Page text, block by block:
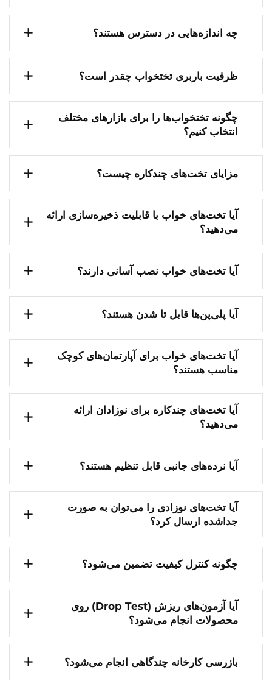
چه اندازه‌هایی در دسترس هستند؟
ظرفیت باربری تختخواب چقدر است؟
چگونه تختخواب‌ها را برای بازارهای مختلف
انتخاب کنیم؟
مزایای تخت‌های چندکاره چیست؟
آیا تخت‌های خواب با قابلیت ذخیره‌سازی ارائه
می‌دهید؟
آیا تخت‌های خواب نصب آسانی دارند؟
آیا پلی‌پن‌ها قابل تا شدن هستند؟
آیا تخت‌های خواب برای آپارتمان‌های کوچک
مناسب هستند؟
آیا تخت‌های چندکاره برای نوزادان ارائه
می‌دهید؟
آیا نرده‌های جانبی قابل تنظیم هستند؟
آیا تخت‌های نوزادی را می‌توان به صورت
جداشده ارسال کرد؟
چگونه کنترل کیفیت تضمین می‌شود؟
آیا آزمون‌های ریزش (Drop Test) روی
محصولات انجام می‌شود؟
بازرسی کارخانه چندگاهی انجام می‌شود؟